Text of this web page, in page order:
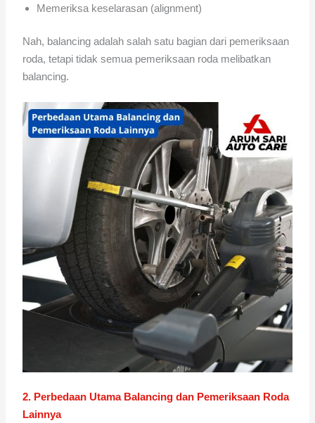
Memeriksa keselarasan (alignment)
Nah, balancing adalah salah satu bagian dari pemeriksaan
roda, tetapi tidak semua pemeriksaan roda melibatkan
balancing.
2. Perbedaan Utama Balancing dan Pemeriksaan Roda
Lainnya